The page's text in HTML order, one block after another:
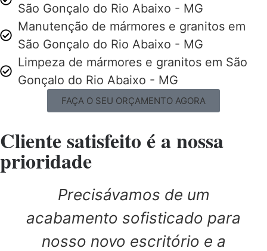
São Gonçalo do Rio Abaixo - MG
Manutenção de mármores e granitos em
São Gonçalo do Rio Abaixo - MG
Limpeza de mármores e granitos em São
Gonçalo do Rio Abaixo - MG
FAÇA O SEU ORÇAMENTO AGORA
Cliente satisfeito é a nossa
prioridade
Precisávamos de um
acabamento sofisticado para
nosso novo escritório e a